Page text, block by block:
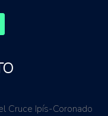
Cruce Ipís-Coronado